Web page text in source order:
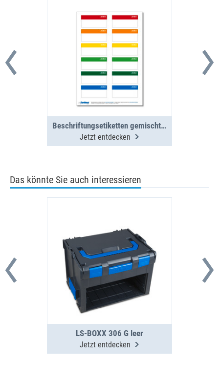
Beschriftungsetiketten gemischt BOXX/Koffer/Clip 12 St. (1 Bogen)
Jetzt entdecken
Das könnte Sie auch interessieren
LS-BOXX 306 G leer
Jetzt entdecken